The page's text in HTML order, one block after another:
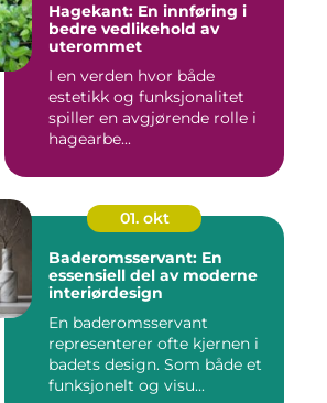
Hagekant: En innføring i
bedre vedlikehold av
uterommet
I en verden hvor både
estetikk og funksjonalitet
spiller en avgjørende rolle i
hagearbe...
01. okt
Baderomsservant: En
essensiell del av moderne
interiørdesign
En baderomsservant
representerer ofte kjernen i
badets design. Som både et
funksjonelt og visu...